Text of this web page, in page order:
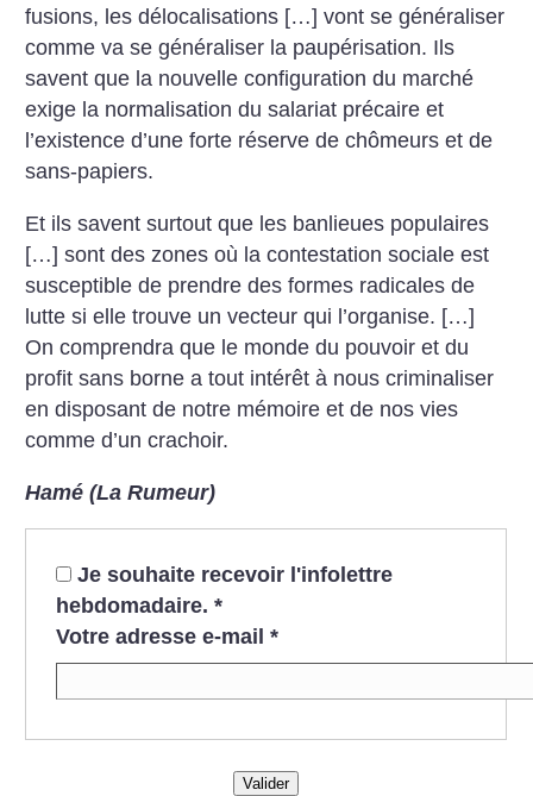
fusions, les délocalisations […] vont se généraliser
comme va se généraliser la paupérisation. Ils
savent que la nouvelle configuration du marché
exige la normalisation du salariat précaire et
l’existence d’une forte réserve de chômeurs et de
sans-papiers.
Et ils savent surtout que les banlieues populaires
[…] sont des zones où la contestation sociale est
susceptible de prendre des formes radicales de
lutte si elle trouve un vecteur qui l’organise. […]
On comprendra que le monde du pouvoir et du
profit sans borne a tout intérêt à nous criminaliser
en disposant de notre mémoire et de nos vies
comme d’un crachoir.
Hamé (La Rumeur)
Je souhaite recevoir l'infolettre
hebdomadaire. *
Votre adresse e-mail *
Valider